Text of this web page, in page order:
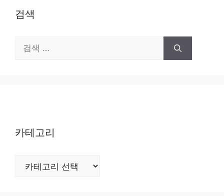
검색
색:
카테고리